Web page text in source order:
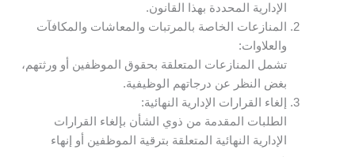
الإدارية المحددة بهذا القانون.
المنازعات الخاصة بالمرتبات والمعاشات والمكافآت
والعلاوات:
تشمل المنازعات المتعلقة بحقوق الموظفين أو ورثتهم،
بغض النظر عن درجاتهم الوظيفية.
إلغاء القرارات الإدارية النهائية:
الطلبات المقدمة من ذوي الشأن بإلغاء القرارات
الإدارية النهائية المتعلقة بترقية الموظفين أو إنهاء